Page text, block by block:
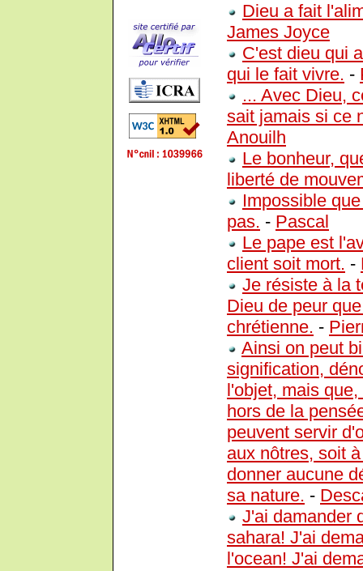
Dieu a fait
James Joyce
C'est dieu qui
qui le fait vivre. -
... Avec Dieu,
sait jamais si ce
Anouilh
Le bonheur,
liberté de
Impossible
pas. - Pascal
Le pape est
client soit mort. -
Je résiste à la
Dieu de peur
chrétienne. -
Ainsi on peut
signification,
l'objet, mais
hors de la
peuvent servir
aux nôtres, soit
donner aucune
sa nature. -
J'ai damander
sahara! J'ai
l'ocean! J'ai